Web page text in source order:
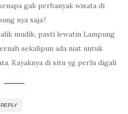
gak perbanyak wisata di
nya saja?
mudik, pasti lewatin Lampung
sekalipun ada niat untuk
Kayaknya di situ yg perlu digali
REPLY